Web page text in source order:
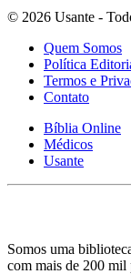
© 2026 Usante -
Quem Somos
Política
Termos e
Contato
Bíblia Online
Médicos
Usante
Somos uma
com mais de 200 mil